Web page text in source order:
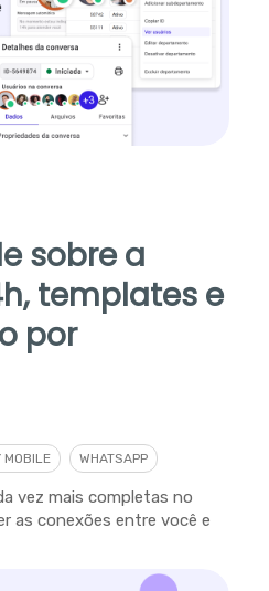
sobre a
templates e
por
MOBILE WHATSAPP
vez mais completas no
as conexões entre você e